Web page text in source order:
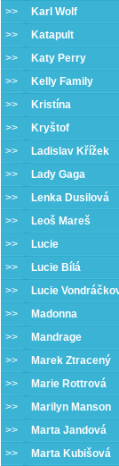
>>
Karl Wolf
>>
Katapult
>>
Katy Perry
>>
Kelly Family
>>
Kristína
>>
Kryštof
>>
Ladislav Křížek
>>
Lady Gaga
>>
Lenka Dusilová
>>
Leoš Mareš
>>
Lucie
>>
Lucie Bílá
>>
Lucie
>>
Madonna
>>
Mandrage
>>
Marek Ztracený
>>
Marie Rottrová
>>
Marilyn Manson
>>
Marta Jandová
>>
Marta Kubišová